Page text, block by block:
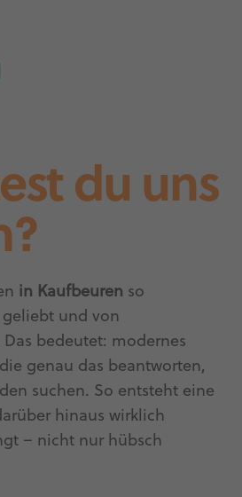
du uns
in Kaufbeuren so
und von
bedeutet: modernes
genau das beantworten,
suchen. So entsteht eine
hinaus wirklich
– nicht nur hübsch